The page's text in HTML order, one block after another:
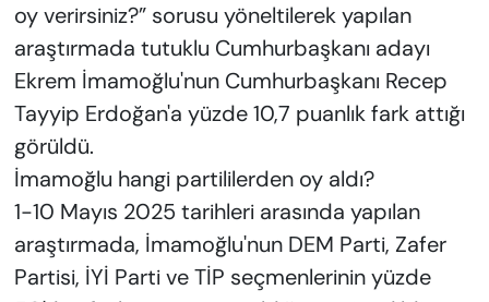
oy verirsiniz?” sorusu yöneltilerek yapılan
araştırmada tutuklu Cumhurbaşkanı adayı
Ekrem İmamoğlu'nun Cumhurbaşkanı Recep
Tayyip Erdoğan'a yüzde 10,7 puanlık fark attığı
görüldü.
İmamoğlu hangi partililerden oy aldı?
1-10 Mayıs 2025 tarihleri arasında yapılan
araştırmada, İmamoğlu'nun DEM Parti, Zafer
Partisi, İYİ Parti ve TİP seçmenlerinin yüzde